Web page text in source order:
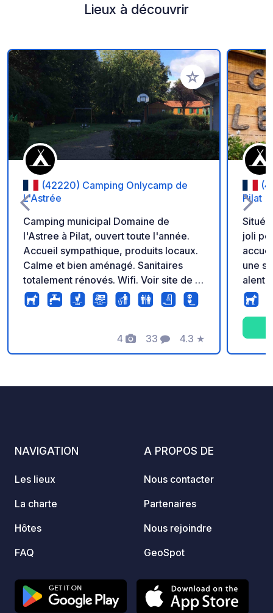
Lieux à découvrir
Ajouter à vos
(42220) Camping Onlycamp de
L'Astrée
Camping municipal Domaine de
l'Astree à Pilat, ouvert toute l'année.
Accueil sympathique, produits locaux.
Calme et bien aménagé. Sanitaires
totalement rénovés. Wifi. Voir site de la
ville pour plus d'infos. New:vidange
eaux noires/grises/plein d'eaux
4
Photos
33
Commentaires
4.3
Note
★
Pilat
Situé
joli
une
aux
sud,
aux
très
avril à
NAVIGATION
Les lieux
La charte
Hôtes
FAQ
A PROPOS DE
Nous contacter
Partenaires
Nous rejoindre
GeoSpot